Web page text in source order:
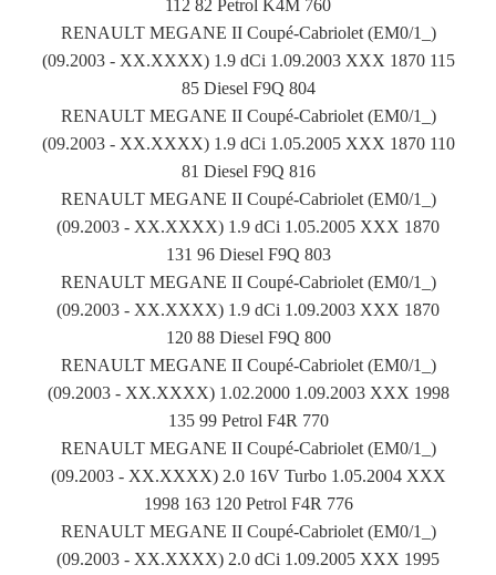
112 82 Petrol K4M 760
RENAULT MEGANE II Coupé-Cabriolet (EM0/1_)
(09.2003 - XX.XXXX) 1.9 dCi 1.09.2003 XXX 1870 115
85 Diesel F9Q 804
RENAULT MEGANE II Coupé-Cabriolet (EM0/1_)
(09.2003 - XX.XXXX) 1.9 dCi 1.05.2005 XXX 1870 110
81 Diesel F9Q 816
RENAULT MEGANE II Coupé-Cabriolet (EM0/1_)
(09.2003 - XX.XXXX) 1.9 dCi 1.05.2005 XXX 1870
131 96 Diesel F9Q 803
RENAULT MEGANE II Coupé-Cabriolet (EM0/1_)
(09.2003 - XX.XXXX) 1.9 dCi 1.09.2003 XXX 1870
120 88 Diesel F9Q 800
RENAULT MEGANE II Coupé-Cabriolet (EM0/1_)
(09.2003 - XX.XXXX) 1.02.2000 1.09.2003 XXX 1998
135 99 Petrol F4R 770
RENAULT MEGANE II Coupé-Cabriolet (EM0/1_)
(09.2003 - XX.XXXX) 2.0 16V Turbo 1.05.2004 XXX
1998 163 120 Petrol F4R 776
RENAULT MEGANE II Coupé-Cabriolet (EM0/1_)
(09.2003 - XX.XXXX) 2.0 dCi 1.09.2005 XXX 1995